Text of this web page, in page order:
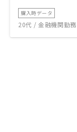
購入時データ
20代 / 金融機関勤務